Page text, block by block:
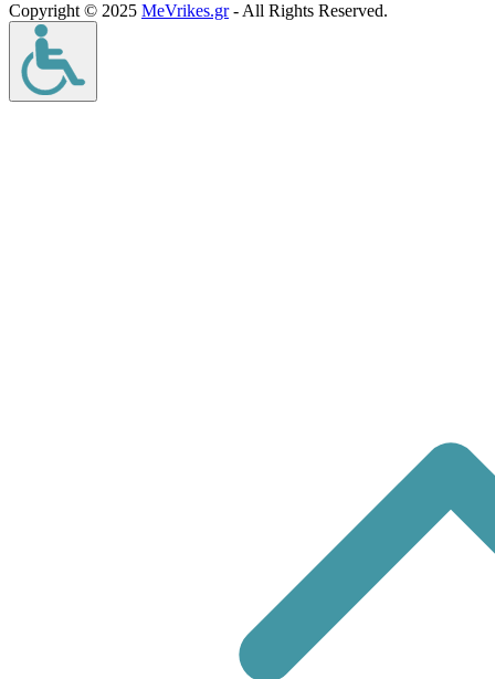
Copyright © 2025 MeVrikes.gr- All Rights Reserved.